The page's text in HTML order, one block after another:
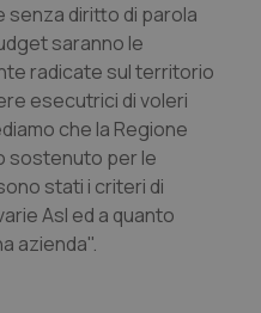
senza diritto di parola
saranno le
radicate sul territorio
esecutrici di voleri
che la Regione
sostenuto per le
stati i criteri di
Asl ed a quanto
azienda".